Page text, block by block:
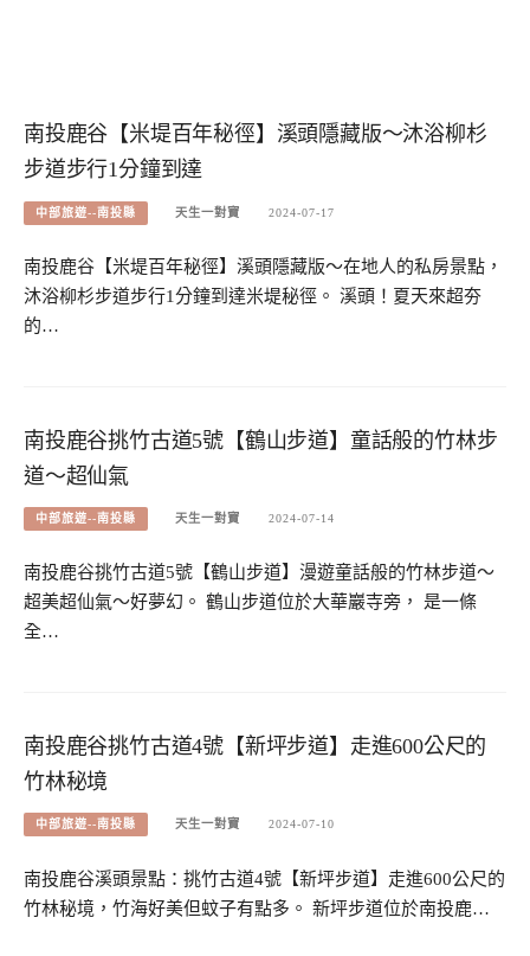
南投鹿谷【米堤百年秘徑】溪頭隱藏版～沐浴柳杉
步道步行1分鐘到達
中部旅遊--南投縣 天生一對寶 2024-07-17
南投鹿谷【米堤百年秘徑】溪頭隱藏版～在地人的私房景點，
沐浴柳杉步道步行1分鐘到達米堤秘徑。 溪頭！夏天來超夯
的…
南投鹿谷挑竹古道5號【鶴山步道】童話般的竹林步
道～超仙氣
中部旅遊--南投縣 天生一對寶 2024-07-14
南投鹿谷挑竹古道5號【鶴山步道】漫遊童話般的竹林步道～
超美超仙氣～好夢幻。 鶴山步道位於大華巖寺旁， 是一條
全…
南投鹿谷挑竹古道4號【新坪步道】走進600公尺的
竹林秘境
中部旅遊--南投縣 天生一對寶 2024-07-10
南投鹿谷溪頭景點：挑竹古道4號【新坪步道】走進600公尺的
竹林秘境，竹海好美但蚊子有點多。 新坪步道位於南投鹿…